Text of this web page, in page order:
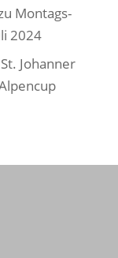
Montags-
2024
Johanner